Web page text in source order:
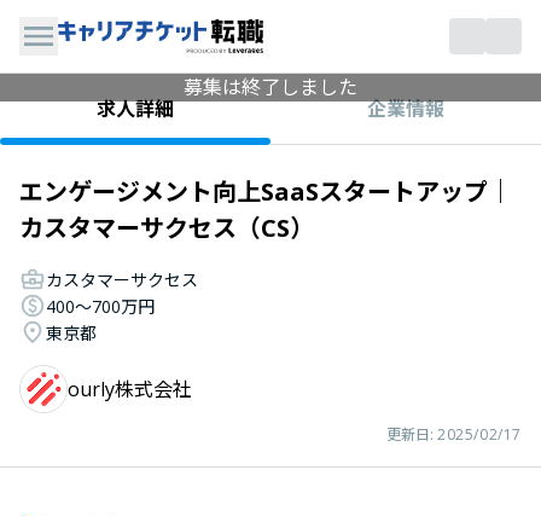
募集は終了しました
求人詳細
企業情報
エンゲージメント向上SaaSスタートアップ｜
カスタマーサクセス（CS）
カスタマーサクセス
400〜700万円
東京都
ourly株式会社
更新日: 2025/02/17